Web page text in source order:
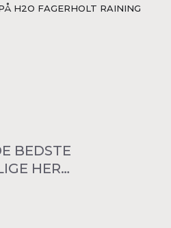
H2O FAGERHOLT RAINING
BEDSTE
HER…